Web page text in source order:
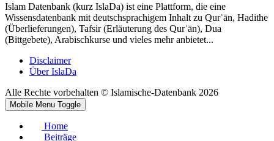
Islam Datenbank (kurz IslaDa) ist eine Plattform, die eine
Wissensdatenbank mit deutschsprachigem Inhalt zu Qurʾān, Hadithe
(Überlieferungen), Tafsir (Erläuterung des Qurʾān), Dua
(Bittgebete), Arabischkurse und vieles mehr anbietet...
Disclaimer
Über IslaDa
Alle Rechte vorbehalten © Islamische-Datenbank 2026
Mobile Menu Toggle
Home
Beiträge